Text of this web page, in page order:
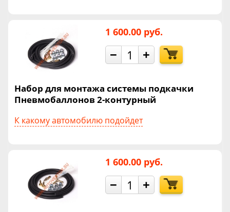
1 600.00 руб.
− +
Набор для монтажа системы подкачки
Пневмобаллонов 2-контурный
К какому автомобилю подойдет
1 600.00 руб.
− +